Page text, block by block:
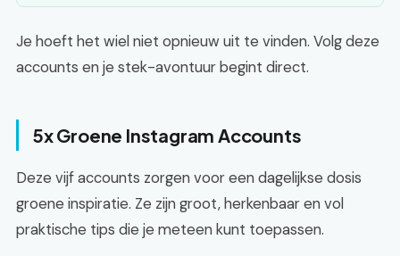
Je hoeft het wiel niet opnieuw uit te vinden. Volg deze
accounts en je stek-avontuur begint direct.
5x Groene Instagram Accounts
Deze vijf accounts zorgen voor een dagelijkse dosis
groene inspiratie. Ze zijn groot, herkenbaar en vol
praktische tips die je meteen kunt toepassen.